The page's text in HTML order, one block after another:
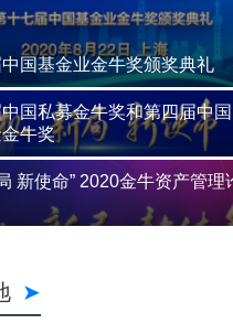
国基金业金牛奖颁奖典礼
国私募金牛奖和第四届中国
牛奖
新使命” 2020金牛资产管理